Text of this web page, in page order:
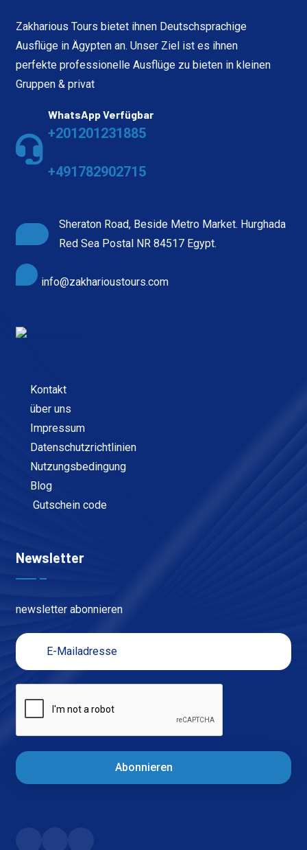
Zakharious Tours bietet ihnen Deutschsprachige
Ausflüge in Ägypten an. Unser Ziel ist es ihnen
perfekte professionelle Ausflüge zu bieten in kleinen
Gruppen & privat
WhatsApp Verfügbar
+201201231885
+491782902715
Sheraton Road, Beside Metro Market. Hurghada
Red Sea Postal NR 84517 Egypt.
info@zakharioustours.com
Kontakt
über uns
Impressum
Datenschutzrichtlinien
Nutzungsbedingung
Blog
Gutschein code
Newsletter
newsletter abonnieren
Abonnieren